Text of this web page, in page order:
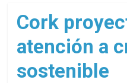
de
cruceros
en
un
solo
Cork
atención a
sostenible